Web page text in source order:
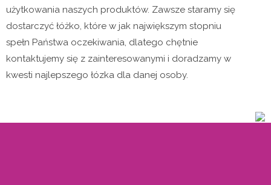
użytkowania naszych produktów. Zawsze staramy się
dostarczyć łóżko, które w jak największym stopniu
spełn Państwa oczekiwania, dlatego chętnie
kontaktujemy się z zainteresowanymi i doradzamy w
kwesti najlepszego łózka dla danej osoby.